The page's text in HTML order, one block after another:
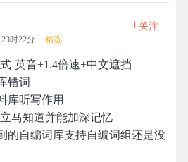
时22分 精选
+关注
英音+1.4倍速+中文遮挡
错词
库听写作用
马知道并能加深记忆
的自编词库支持自编词组还是没